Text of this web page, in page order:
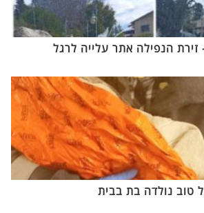
הנפילה אתר עלייה לרגל
טוב נולדה בת בבית